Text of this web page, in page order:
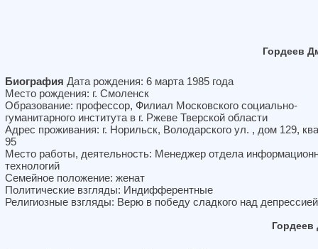
Гордеев
Биография Дата рождения: 6 марта 1985 года
Место рождения: г. Смоленск
Образование: профессор, Филиал Московского социально-
гуманитарного института в г. Ржеве Тверской области
Адрес проживания: г. Норильск, Володарского ул. , дом 129,
95
Место работы, деятельность: Менеджер отдела
технологий
Семейное положение: женат
Политические взгляды: Индифферентные
Религиозные взгляды: Верю в победу сладкого над депрессией
Гордеев